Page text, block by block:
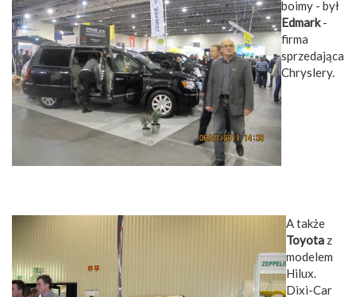
boimy - był
Edmark-
firma
sprzedająca
Chryslery.
A także
Toyota z
modelem
Hilux.
Dixi-Car